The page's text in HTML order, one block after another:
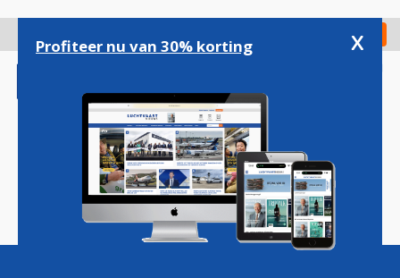
gaan
Check in
Magazine Podcasts Vacatures
Profiteer nu van 30% korting x